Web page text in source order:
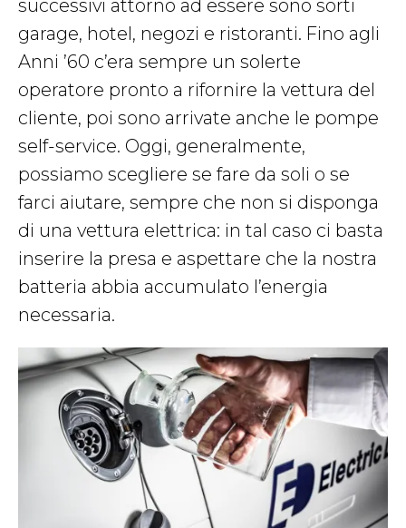
successivi attorno ad essere sono sorti
garage, hotel, negozi e ristoranti. Fino agli
Anni ’60 c’era sempre un solerte
operatore pronto a rifornire la vettura del
cliente, poi sono arrivate anche le pompe
self-service. Oggi, generalmente,
possiamo scegliere se fare da soli o se
farci aiutare, sempre che non si disponga
di una vettura elettrica: in tal caso ci basta
inserire la presa e aspettare che la nostra
batteria abbia accumulato l’energia
necessaria.